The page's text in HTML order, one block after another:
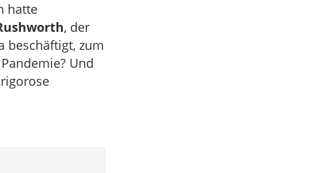
hatte
, der
beschäftigt, zum
Und